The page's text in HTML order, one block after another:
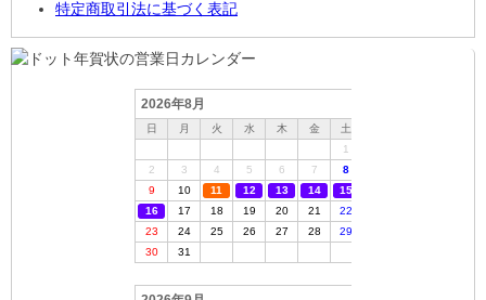
特定商取引法に基づく表記